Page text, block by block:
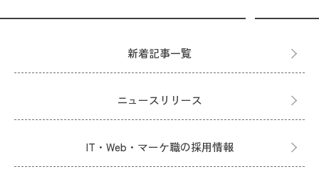
新着記事一覧
ニュースリリース
IT・Web・マーケ職の採用情報